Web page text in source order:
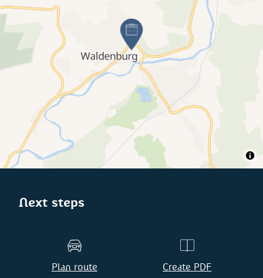
Next steps
Plan route Create PDF